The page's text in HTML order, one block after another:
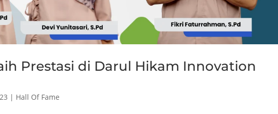
Prestasi di Darul Hikam Innovation
| Hall Of Fame